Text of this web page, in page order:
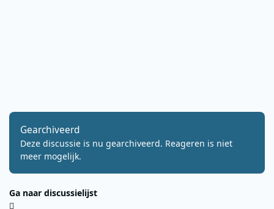
Gearchiveerd
Deze discussie is nu gearchiveerd. Reageren is niet
meer mogelijk.
Ga naar discussielijst